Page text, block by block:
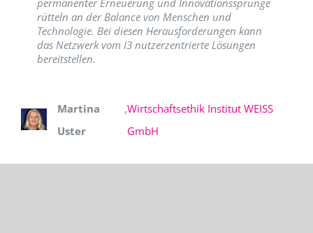
permanenter Erneuerung und Innovationssprünge
rütteln an der Balance von Menschen und
Technologie. Bei diesen Herausforderungen kann
das Netzwerk vom I3 nutzerzentrierte Lösungen
bereitstellen.
Martina
Uster
,Wirtschaftsethik Institut WEISS
GmbH